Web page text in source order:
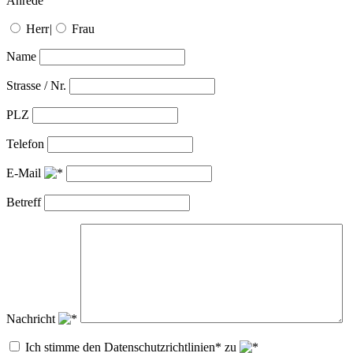
Herr| Frau
Name
Strasse / Nr.
PLZ
Telefon
E-Mail
Betreff
Nachricht
Ich stimme den Datenschutzrichtlinien* zu